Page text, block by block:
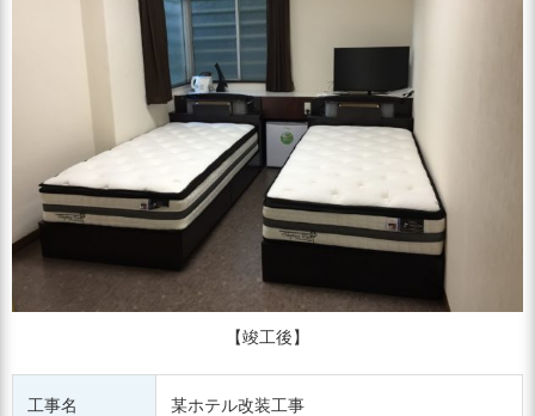
【竣工後】
工事名 某ホテル改装工事